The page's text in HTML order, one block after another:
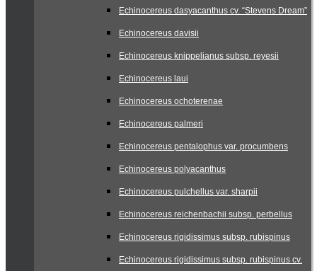
Echinocereus dasyacanthus cv. “Stevens Dream”
Echinocereus davisii
Echinocereus knippelianus subsp. reyesii
Echinocereus laui
Echinocereus ochoterenae
Echinocereus palmeri
Echinocereus pentalophus var. procumbens
Echinocereus polyacanthus
Echinocereus pulchellus var. sharpii
Echinocereus reichenbachii subsp. perbellus
Echinocereus rigidissimus subsp. rubispinus
Echinocereus rigidissimus subsp. rubispinus cv.